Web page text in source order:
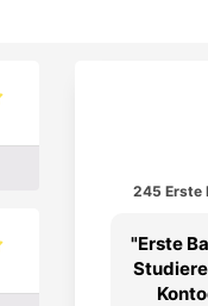
245 Erste
Erste